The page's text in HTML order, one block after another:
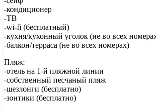
-кондиционер
-ТВ
-wi-fi (бесплатный)
-кухня/кухонный уголок (не во всех
-балкон/терраса (не во всех номерах)
Пляж:
-отель на 1-й пляжной линии
-собственный песчаный пляж
-шезлонги (бесплатно)
-зонтики (бесплатно)